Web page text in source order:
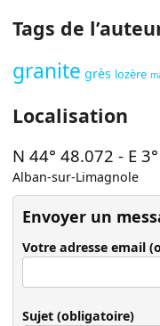
Tags de
granite grès lozère
Localisation
N 44° 48.072 - E
Alban-sur-Limagnole
Envoyer un
Votre adresse email
Sujet (obligatoire)